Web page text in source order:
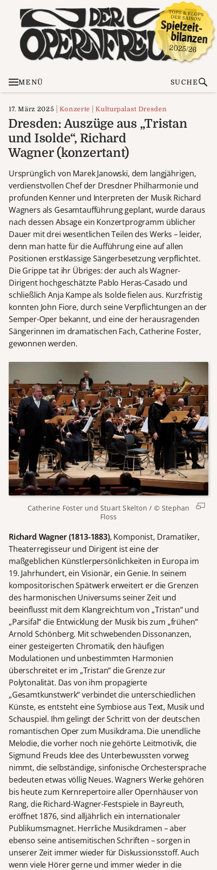
MENÜ SUCHE
17. März 2025 Konzerte Kulturpalast Dresden
Dresden: Auszüge aus „Tristan
und Isolde“, Richard
Wagner (konzertant)
Ursprünglich von Marek Janowski, dem langjährigen,
verdienstvollen Chef der Dresdner Philharmonie und
profunden Kenner und Interpreten der Musik Richard
Wagners als Gesamtaufführung geplant, wurde daraus
nach dessen Absage ein Konzertprogramm üblicher
Dauer mit drei wesentlichen Teilen des Werks – leider,
denn man hatte für die Aufführung eine auf allen
Positionen erstklassige Sängerbesetzung verpflichtet.
Die Grippe tat ihr Übriges: der auch als Wagner-
Dirigent hochgeschätzte Pablo Heras-Casado und
schließlich Anja Kampe als Isolde fielen aus. Kurzfristig
konnten John Fiore, durch seine Verpflichtungen an der
Semper-Oper bekannt, und eine der herausragenden
Sängerinnen im dramatischen Fach, Catherine Foster,
gewonnen werden.
Catherine Foster und Stuart Skelton / © Stephan
Floss
Richard Wagner (1813-1883), Komponist, Dramatiker,
Theaterregisseur und Dirigent ist eine der
maßgeblichen Künstlerpersönlichkeiten in Europa im
19. Jahrhundert, ein Visionär, ein Genie. In seinem
kompositorischen Spätwerk erweitert er die Grenzen
des harmonischen Universums seiner Zeit und
beeinflusst mit dem Klangreichtum von „Tristan“ und
„Parsifal“ die Entwicklung der Musik bis zum „frühen“
Arnold Schönberg. Mit schwebenden Dissonanzen,
einer gesteigerten Chromatik, den häufigen
Modulationen und unbestimmten Harmonien
überschreitet er im „Tristan“ die Grenze zur
Polytonalität. Das von ihm propagierte
„Gesamtkunstwerk“ verbindet die unterschiedlichen
Künste, es entsteht eine Symbiose aus Text, Musik und
Schauspiel. Ihm gelingt der Schritt von der deutschen
romantischen Oper zum Musikdrama. Die unendliche
Melodie, die vorher noch nie gehörte Leitmotivik, die
Sigmund Freuds Idee des Unterbewussten vorweg
nimmt, die selbständige, sinfonische Orchestersprache
bedeuten etwas völlig Neues. Wagners Werke gehören
bis heute zum Kernrepertoire aller Opernhäuser von
Rang, die Richard-Wagner-Festspiele in Bayreuth,
eröffnet 1876, sind alljährlich ein internationaler
Publikumsmagnet. Herrliche Musikdramen – aber
ebenso seine antisemitischen Schriften – sorgen in
unserer Zeit immer wieder für Diskussionsstoff. Auch
wenn viele Hörer gerne und immer wieder in die